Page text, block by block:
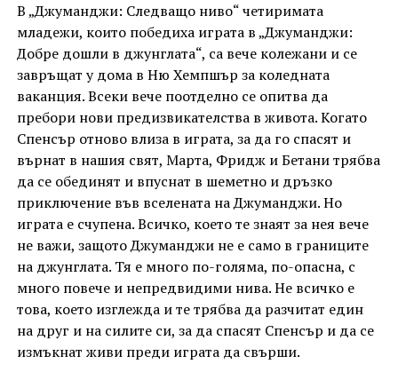
В „Джуманджи: Следващо ниво“ четиримата
младежи, които победиха играта в „Джуманджи:
Добре дошли в джунглата“, са вече колежани и се
завръщат у дома в Ню Хемпшър за коледната
ваканция. Всеки вече поотделно се опитва да
пребори нови предизвикателства в живота. Когато
Спенсър отново влиза в играта, за да го спасят и
върнат в нашия свят, Марта, Фридж и Бетани трябва
да се обединят и впуснат в шеметно и дръзко
приключение във вселената на Джуманджи. Но
играта е счупена. Всичко, което те знаят за нея вече
не важи, защото Джуманджи не е само в границите
на джунглата. Тя е много по-голяма, по-опасна, с
много повече и непредвидими нива. Не всичко е
това, което изглежда и те трябва да разчитат един
на друг и на силите си, за да спасят Спенсър и да се
измъкнат живи преди играта да свърши.